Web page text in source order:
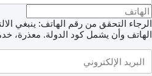
الرجاء التحقق من رقم الهاتف: ينبغي
الهاتف وأن يشمل كود الدولة. معذرة،